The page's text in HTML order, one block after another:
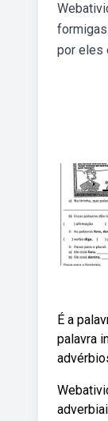
por eles
É a
palavra